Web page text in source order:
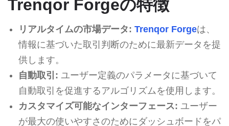
Trenqor Forgeの特徴
リアルタイムの市場データ: Trenqor Forgeは、
情報に基づいた取引判断のために最新データを提
供します。
自動取引: ユーザー定義のパラメータに基づいて
自動取引を促進するアルゴリズムを使用します。
カスタマイズ可能なインターフェース: ユーザー
が最大の使いやすさのためにダッシュボードをパ